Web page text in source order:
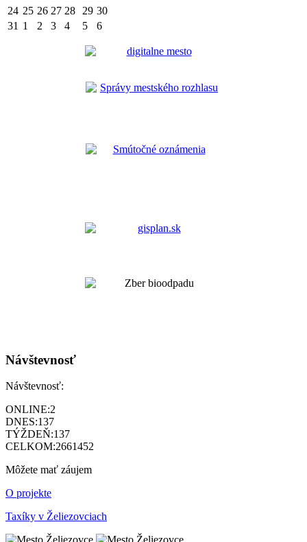
24 25 26 27 28 29 30
31 1 2 3 4 5 6
Návštevnosť
Návštevnosť:
ONLINE:2
DNES:137
TÝŽDEŇ:137
CELKOM:2661452
Môžete mať záujem
O projekte
Taxíky v Želiezovciach